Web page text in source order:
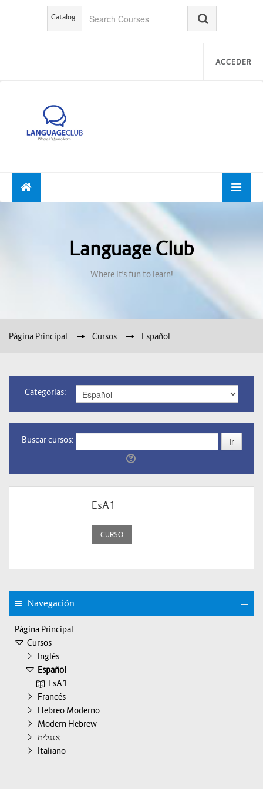
Catalog
ACCEDER
Language Club
Where it's fun to learn!
Página Principal → Cursos → Español
Categorías:
Buscar cursos:
EsA1
CURSO
Navegación
Página Principal
Cursos
Inglés
Español
EsA1
Francés
Hebreo Moderno
Modern Hebrew
אנגלית
Italiano